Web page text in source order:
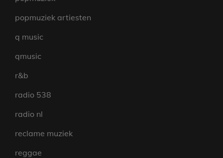
popmuziek artiesten
q music
qmusic
r&b
radio 538
radio nl
reclame muziek
reggae